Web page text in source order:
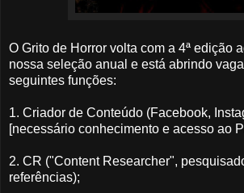
O Grito de Horror volta com a 4ª edição
nossa seleção anual e está abrindo
seguintes funções:
1. Criador de Conteúdo (Facebook,
[necessário conhecimento e acesso ao
2. CR ("Content Researcher",
referências);